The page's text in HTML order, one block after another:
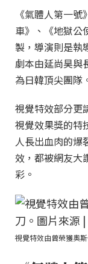
《氣體人第一
車》、《地獄公
製，導演則是執
劇本由延尚昊與
為日韓頂尖團隊
視覺特效部分更
視覺效果獎的特
人長出血肉的爆
效，都被網友大
彩。
視覺特效由曾榮獲奧